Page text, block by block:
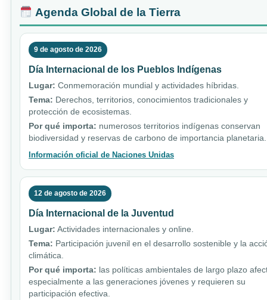
Agenda Global de la Tierra
9 de agosto de 2026
Día Internacional de los Pueblos Indígenas
Lugar: Conmemoración mundial y actividades híbridas.
Tema: Derechos, territorios, conocimientos tradicionales y
protección de ecosistemas.
Por qué importa: numerosos territorios indígenas conservan
biodiversidad y reservas de carbono de importancia planetaria.
Información oficial de Naciones Unidas
12 de agosto de 2026
Día Internacional de la Juventud
Lugar: Actividades internacionales y online.
Tema: Participación juvenil en el desarrollo sostenible y la
climática.
Por qué importa: las políticas ambientales de largo plazo
especialmente a las generaciones jóvenes y requieren su
participación efectiva.